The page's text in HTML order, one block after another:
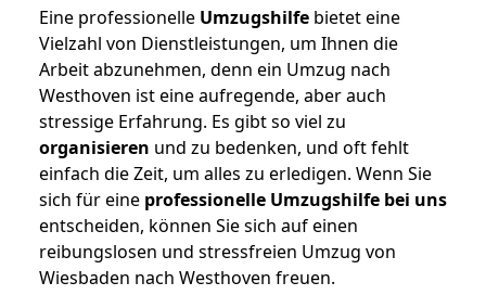
Eine professionelle Umzugshilfe bietet eine
Vielzahl von Dienstleistungen, um Ihnen die
Arbeit abzunehmen, denn ein Umzug nach
Westhoven ist eine aufregende, aber auch
stressige Erfahrung. Es gibt so viel zu
organisieren und zu bedenken, und oft fehlt
einfach die Zeit, um alles zu erledigen. Wenn Sie
sich für eine professionelle Umzugshilfe bei uns
entscheiden, können Sie sich auf einen
reibungslosen und stressfreien Umzug von
Wiesbaden nach Westhoven freuen.